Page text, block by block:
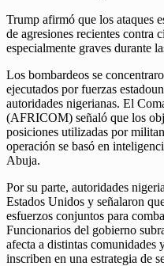
Trump afirmó que los ataques
de agresiones recientes contra
especialmente graves durante
Los bombardeos se
ejecutados por fuerzas
autoridades nigerianas. El
(AFRICOM) señaló que los
posiciones utilizadas por
operación se basó en
Abuja.
Por su parte, autoridades
Estados Unidos y señalaron
esfuerzos conjuntos para
Funcionarios del gobierno
afecta a distintas comunidades
inscriben en una estrategia de